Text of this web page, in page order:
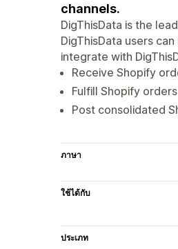
channels.
DigThisData is the
DigThisData users
integrate with
Receive Shopify
Fulfill Shopify
Post consolidated
ภาษา
ใช้ได้กับ
ประเภท